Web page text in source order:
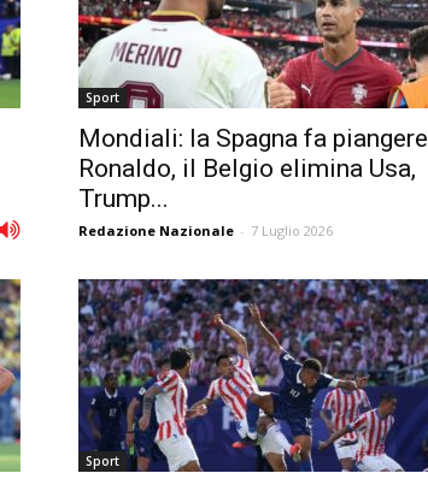
Sport
Mondiali: la Spagna fa piangere
Ronaldo, il Belgio elimina Usa,
Trump...
Redazione Nazionale - 7 Luglio 2026
Sport